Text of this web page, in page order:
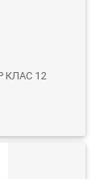
КЛАС 12